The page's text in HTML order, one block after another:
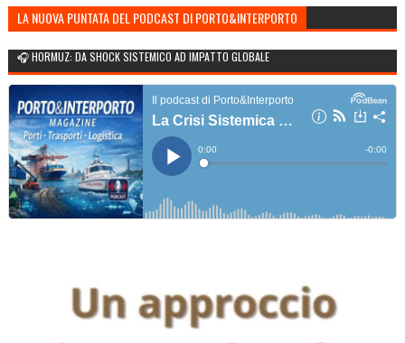
LA NUOVA PUNTATA DEL PODCAST DI PORTO&INTERPORTO
🎧 HORMUZ: DA SHOCK SISTEMICO AD IMPATTO GLOBALE